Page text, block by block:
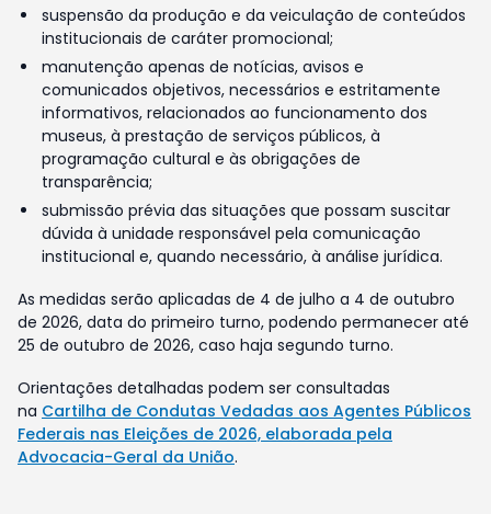
suspensão da produção e da veiculação de conteúdos
institucionais de caráter promocional;
manutenção apenas de notícias, avisos e
comunicados objetivos, necessários e estritamente
informativos, relacionados ao funcionamento dos
museus, à prestação de serviços públicos, à
programação cultural e às obrigações de
transparência;
submissão prévia das situações que possam suscitar
dúvida à unidade responsável pela comunicação
institucional e, quando necessário, à análise jurídica.
As medidas serão aplicadas de 4 de julho a 4 de outubro
de 2026, data do primeiro turno, podendo permanecer até
25 de outubro de 2026, caso haja segundo turno.
Orientações detalhadas podem ser consultadas
na Cartilha de Condutas Vedadas aos Agentes Públicos
Federais nas Eleições de 2026, elaborada pela
Advocacia-Geral da União.